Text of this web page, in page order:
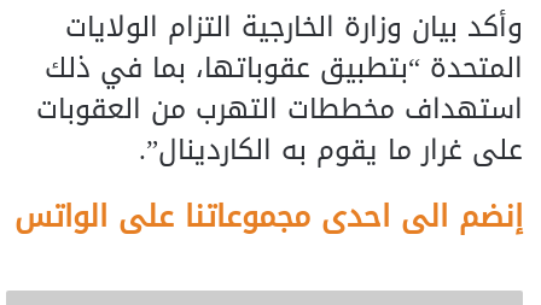
وأكد بيان وزارة الخارجية التزام الولايات
المتحدة “بتطبيق عقوباتها، بما في ذلك
استهداف مخططات التهرب من العقوبات
على غرار ما يقوم به الكاردينال”.
إنضم الى احدى مجموعاتنا على الواتس